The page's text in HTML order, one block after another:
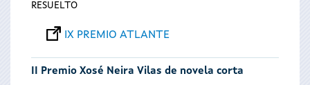
RESUELTO
IX PREMIO ATLANTE
II Premio Xosé Neira Vilas de novela corta